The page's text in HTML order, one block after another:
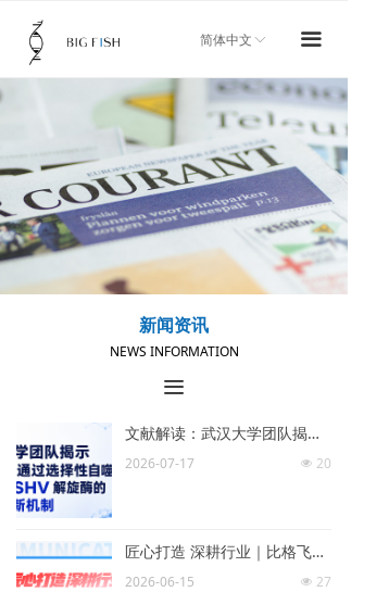
끀
首页
关于我们
新闻资讯
技术服务
加入我们
ꀅ
简体中文
新闻资讯
NEWS INFORMATION
끀
文献解读：武汉大学团队揭示 PFN1 通过选择性自噬降解 KSHV 解旋酶的抗病毒新机制
넶 20
2026-07-17
匠心打造 深耕行业｜比格飞序亮相两地行业交流活动
넶 27
2026-06-15